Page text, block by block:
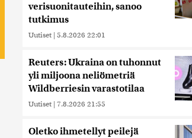
verisuonitauteihin, sanoo
tutkimus
Uutiset | 5.8.2026 22:01
Reuters: Ukraina on tuhonnut
yli miljoona neliömetriä
Wildberriesin varastotilaa
Uutiset | 7.8.2026 21:55
Oletko ihmetellyt peilejä